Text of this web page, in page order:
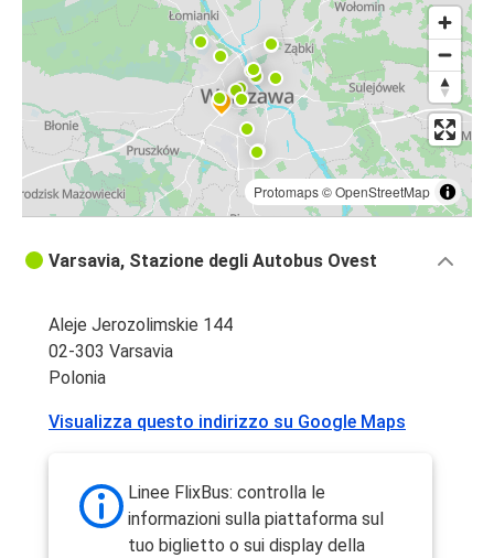
Protomaps©OpenStreetMap
Varsavia, Stazione degli Autobus Ovest
Aleje Jerozolimskie 144
02-303 Varsavia
Polonia
Visualizza questo indirizzo su Google Maps
Linee FlixBus: controlla le
informazioni sulla piattaforma sul
tuo biglietto o sui display della